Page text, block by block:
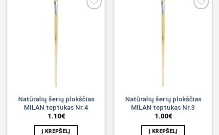
Natūralių šerių plokščias
MILAN teptukas Nr.4
1.10€
Į KREPŠELĮ
Natūralių šerių plokščias
MILAN teptukas Nr.3
1.00€
Į KREPŠELĮ